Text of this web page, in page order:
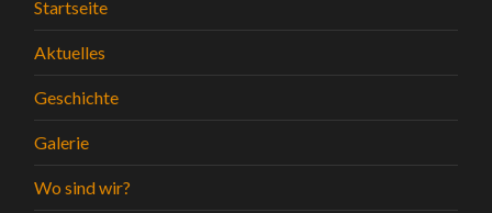
Startseite
Aktuelles
Geschichte
Galerie
Wo sind wir?